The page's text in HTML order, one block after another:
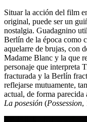
Situar la acción del film
original, puede ser un
nostalgia. Guadagnino
Berlín de la época como
aquelarre de brujas, con
Madame Blanc y la que
personaje que interpreta
fracturada y la Berlín
reflejarse mutuamente,
actual, de forma
La posesión (Possession,